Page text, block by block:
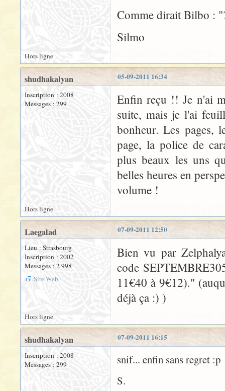
Comme dirait Bilbo : "
Silmo
Hors ligne
05-09-2011 16:34
shudhakalyan
Inscription : 2008
Messages : 299
Enfin reçu !! Je n'ai
suite, mais je l'ai
bonheur. Les pages,
page, la police de
plus beaux les uns
belles heures en
volume !
Hors ligne
07-09-2011 12:50
Laegalad
Lieu : Strasbourg
Inscription : 2002
Messages : 2 998
Site Web
Bien vu par
code
11€40 à 9€12)."
déjà ça :) )
Hors ligne
07-09-2011 16:15
shudhakalyan
Inscription : 2008
Messages : 299
snif... enfin sans regret :p
S.